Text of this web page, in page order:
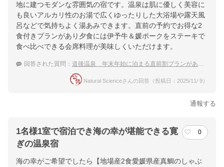
提供：楽天トラベル
楽天トラベルで
ホテル詳細を詳しく見る
地に建つモダンな雰囲気の宿です。温泉は肌に優しく美容に
も良いアルカリ性のお湯で広くゆったりした大浴場や露天風
呂などで気持ちよく湯あみできます。直前の予約でお得な2
食付きプランがあり夕食には伊予牛＆媛ポークをステーキで
食べ比べできる会席料理が美味しくいただけます。
回答された質問： 道後温泉 年末年始に泊まる直前割プランがある温泉宿
Natural Scienceさんの回答（投稿日：2025/11/ 9）
通報する
1名様1室で宿泊でき海の幸が堪能できる寛
ぎの温泉宿
0
海の幸がご希望でしたら【地場産2食愛媛県産真鯛のしゃぶ